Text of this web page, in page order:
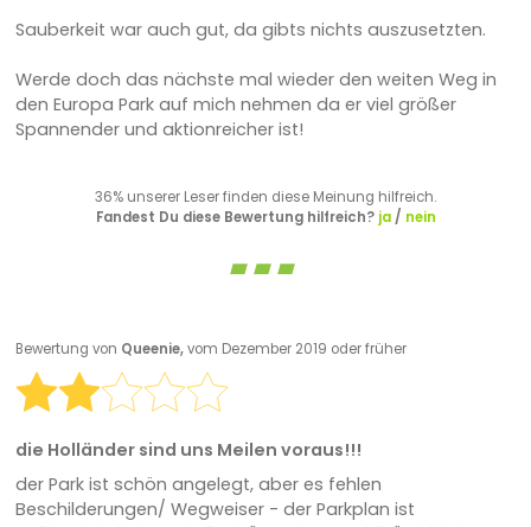
Sauberkeit war auch gut, da gibts nichts auszusetzten.
Werde doch das nächste mal wieder den weiten Weg in
den Europa Park auf mich nehmen da er viel größer
Spannender und aktionreicher ist!
36% unserer Leser finden diese Meinung hilfreich.
Fandest Du diese Bewertung hilfreich? ja/ nein
Bewertung von Queenie,vom Dezember 2019 oder früher
die Holländer sind uns Meilen voraus!!!
der Park ist schön angelegt, aber es fehlen
Beschilderungen/ Wegweiser - der Parkplan ist